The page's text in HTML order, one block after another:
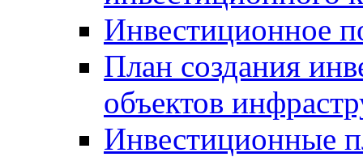
Инвестиционное
План создания
объектов
Инвестиционные